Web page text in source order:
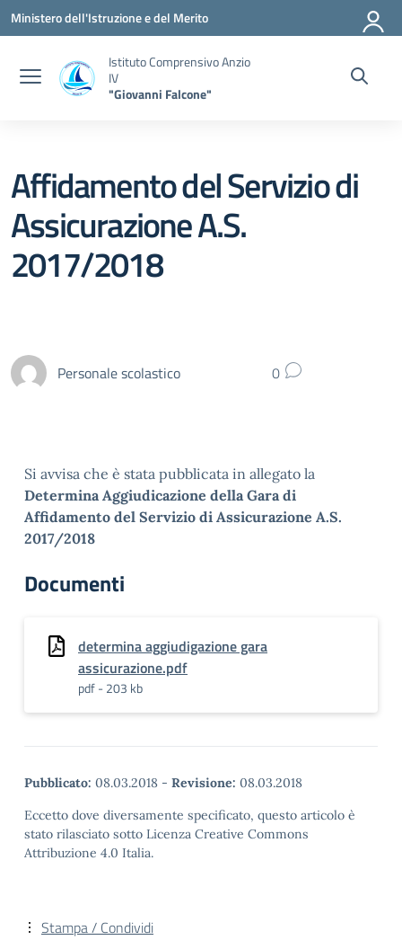
Vai ai contenuti
Vai al menu di navigazione
Vai al footer
Ministero dell'Istruzione e del Merito
Istituto Comprensivo Anzio
IV
"Giovanni Falcone"
Affidamento del Servizio di
Assicurazione A.S.
2017/2018
Personale scolastico 0
Si avvisa che è stata pubblicata in allegato la
Determina Aggiudicazione della Gara di
Affidamento del Servizio di Assicurazione A.S.
2017/2018
Documenti
determina aggiudigazione gara
assicurazione.pdf
pdf - 203 kb
Pubblicato: 08.03.2018 - Revisione: 08.03.2018
Eccetto dove diversamente specificato, questo articolo è
stato rilasciato sotto Licenza Creative Commons
Attribuzione 4.0 Italia.
Stampa / Condividi